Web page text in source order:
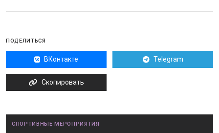
ПОДЕЛИТЬСЯ
ВКонтакте Telegram
Скопировать
СПОРТИВНЫЕ МЕРОПРИЯТИЯ